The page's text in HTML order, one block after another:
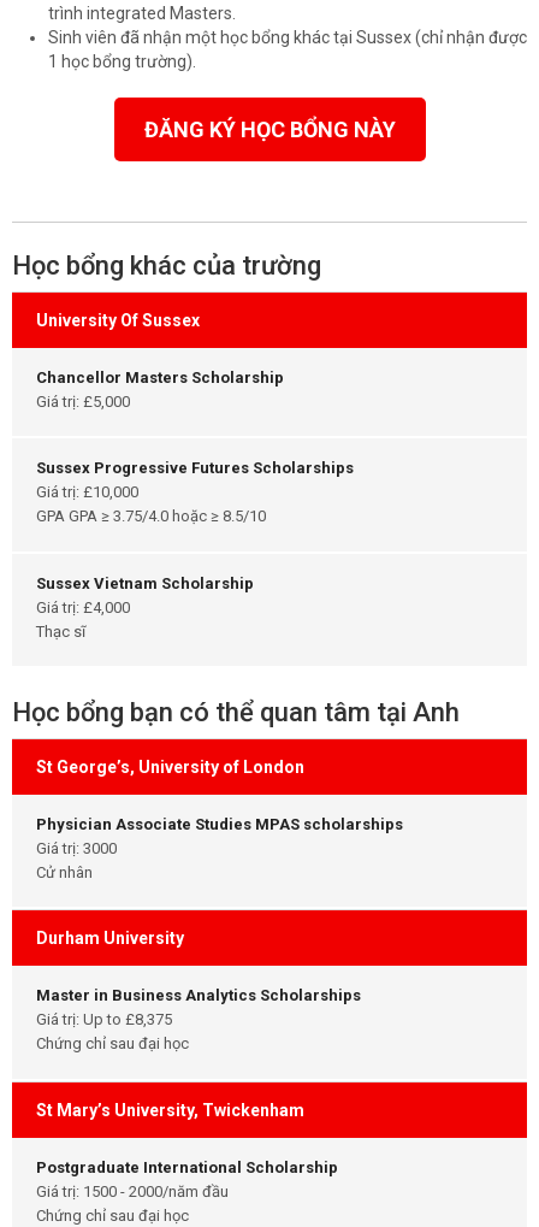
trình integrated Masters.
Sinh viên đã nhận một học bổng khác tại Sussex (chỉ nhận được
1 học bổng trường).
ĐĂNG KÝ HỌC BỔNG NÀY
Học bổng khác của trường
University Of Sussex
Chancellor Masters Scholarship
Giá trị: £5,000
Sussex Progressive Futures Scholarships
Giá trị: £10,000
GPA GPA ≥ 3.75/4.0 hoặc ≥ 8.5/10
Sussex Vietnam Scholarship
Giá trị: £4,000
Thạc sĩ
Học bổng bạn có thể quan tâm tại Anh
St George’s, University of London
Physician Associate Studies MPAS scholarships
Giá trị: 3000
Cử nhân
Durham University
Master in Business Analytics Scholarships
Giá trị: Up to £8,375
Chứng chỉ sau đại học
St Mary’s University, Twickenham
Postgraduate International Scholarship
Giá trị: 1500 - 2000/năm đầu
Chứng chỉ sau đại học